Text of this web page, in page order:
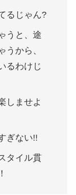
るじゃん?
うと、途
うから、
るわけじ
しませよ
ぎない!!
タイル貫